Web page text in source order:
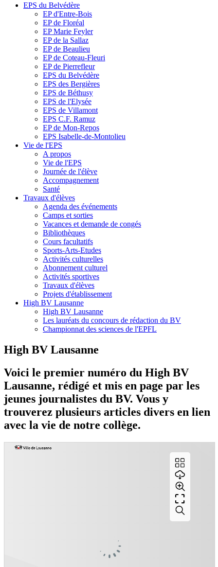
EPS du Belvédère
EP d'Entre-Bois
EP de Floréal
EP Marie Feyler
EP de la Sallaz
EP de Beaulieu
EP de Coteau-Fleuri
EP de Pierrefleur
EPS du Belvédère
EPS des Bergières
EPS de Béthusy
EPS de l'Elysée
EPS de Villamont
EPS C.F. Ramuz
EP de Mon-Repos
EPS Isabelle-de-Montolieu
Vie de l'EPS
A propos
Vie de l'EPS
Journée de l'élève
Accompagnement
Santé
Travaux d'élèves
Agenda des événements
Camps et sorties
Vacances et demande de congés
Bibliothèques
Cours facultatifs
Sports-Arts-Etudes
Activités culturelles
Abonnement culturel
Activités sportives
Travaux d'élèves
Projets d'établissement
High BV Lausanne
High BV Lausanne
Les lauréats du concours de rédaction du BV
Championnat des sciences de l'EPFL
High BV Lausanne
Voici le premier numéro du High BV
Lausanne, rédigé et mis en page par les
jeunes journalistes du BV. Vous y
trouverez plusieurs articles divers en lien
avec la vie de notre collège.